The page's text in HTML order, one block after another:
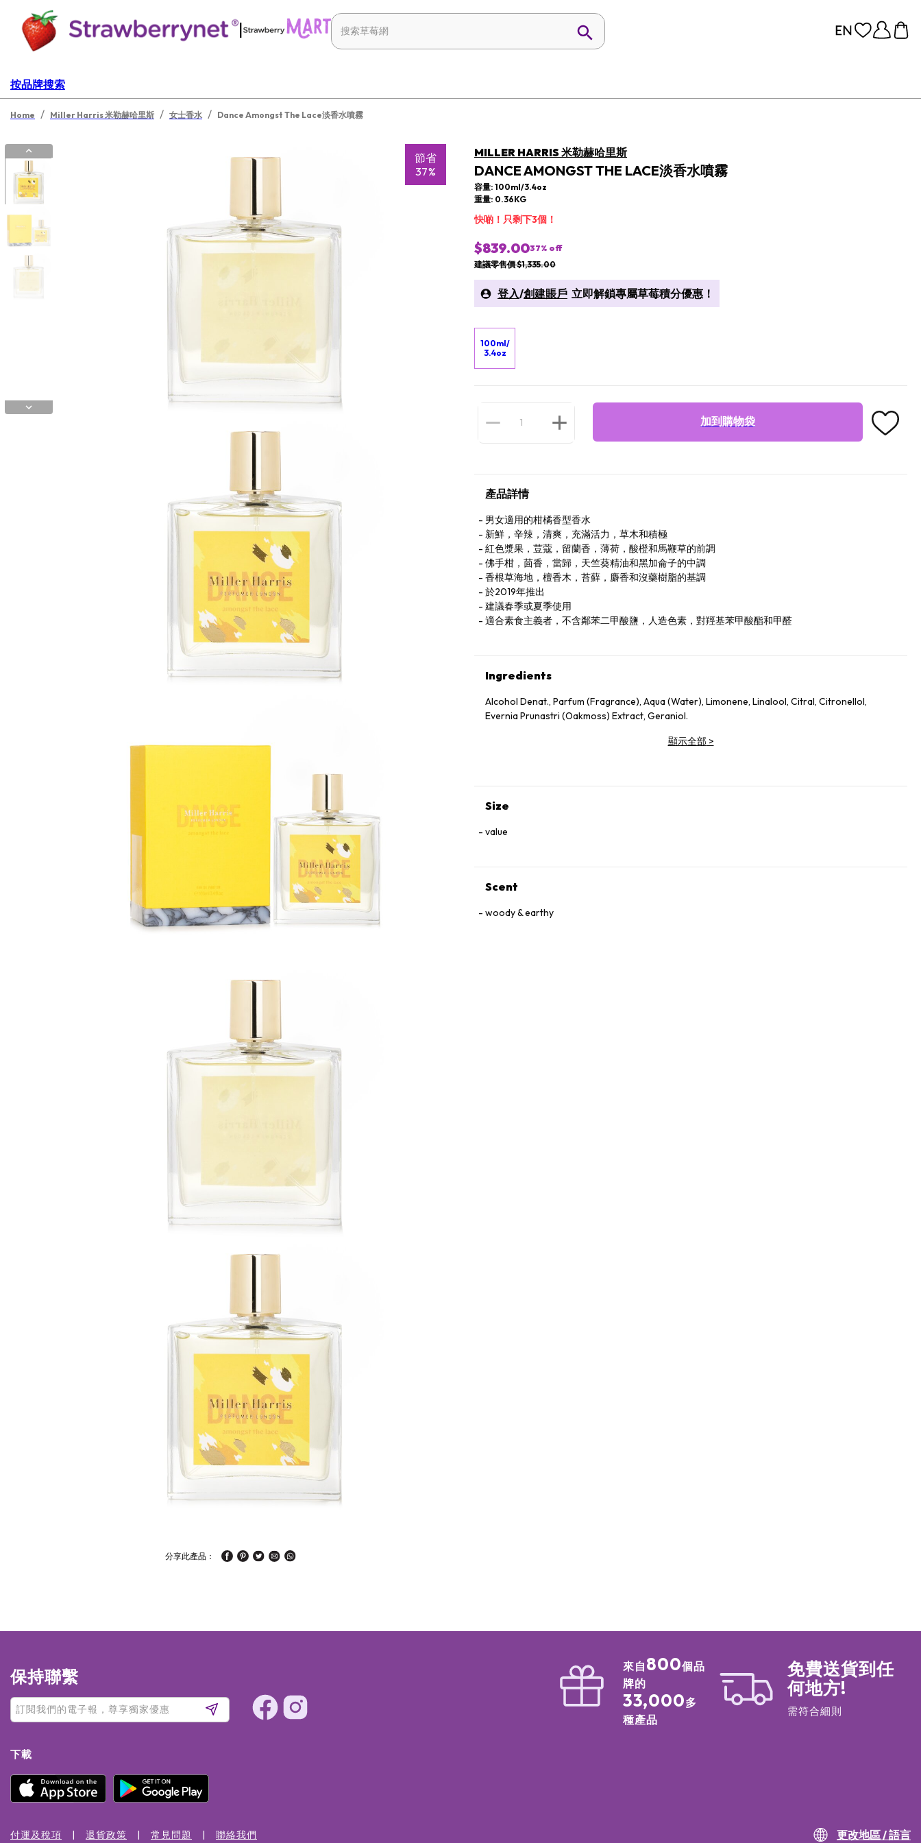
|
按品牌搜索
Home / Miller Harris 米勒赫哈里斯 / 女士香水 / Dance Amongst The Lace淡香水噴霧
節省
37%
分享此產品：
MILLER HARRIS 米勒赫哈里斯
DANCE AMONGST THE LACE淡香水噴霧
容量: 100ml/3.4oz
重量: 0.36KG
快啲！只剩下3個！
$839.0037% off
建議零售價 $1,335.00
登入/創建賬戶 立即解鎖專屬草莓積分優惠！
100ml/
3.4oz
加到購物袋
產品詳情
男女適用的柑橘香型香水
新鮮，辛辣，清爽，充滿活力，草木和積極
紅色漿果，荳蔻，留蘭香，薄荷，酸橙和馬鞭草的前調
佛手柑，茴香，當歸，天竺葵精油和黑加侖子的中調
香根草海地，檀香木，苔蘚，麝香和沒藥樹脂的基調
於2019年推出
建議春季或夏季使用
適合素食主義者，不含鄰苯二甲酸鹽，人造色素，對羥基苯甲酸酯和甲醛
Ingredients
Alcohol Denat., Parfum (Fragrance), Aqua (Water), Limonene, Linalool, Citral, Citronellol,
Evernia Prunastri (Oakmoss) Extract, Geraniol.
顯示全部>
Size
value
Scent
woody & earthy
保持聯繫
下載
來自 800個品
牌的
33,000多
種產品
免費送貨到任
何地方!
需符合細則
付運及稅項 退貨政策 常見問題 聯絡我們 更改地區 / 語言